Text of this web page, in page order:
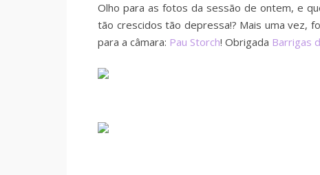
Olho para as fotos da sessão de ontem, e
tão crescidos tão depressa!? Mais uma vez,
para a câmara: Pau Storch! Obrigada Barrigas